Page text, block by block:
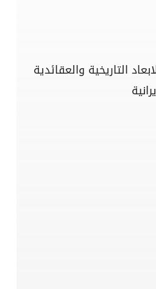
التاريخية والعقائدية